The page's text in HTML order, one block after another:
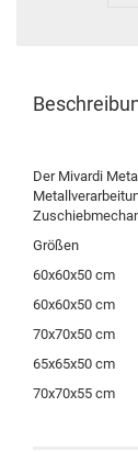
Der Mivardi
Größen